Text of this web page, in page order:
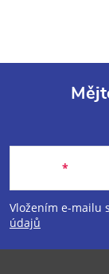
p
a
Vložením e-mailu
údajů